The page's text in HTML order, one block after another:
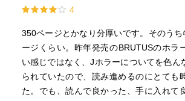
4
350ページとかなり分厚いです。そのう
ージくらい。昨年発売のBRUTUSのホラ
い感じではなく、Jホラーについてを色ん
られていたので、読み進めるのにとても
た。でも、読んで良かった、手に入れて